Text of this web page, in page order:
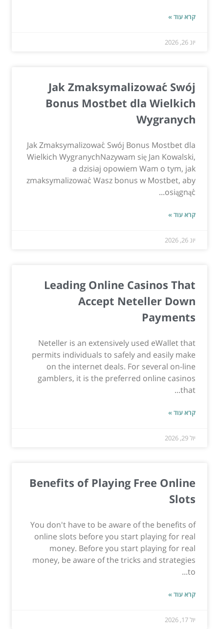
קרא עוד »
יונ 26, 2026
Jak Zmaksymalizować Swój
Bonus Mostbet dla Wielkich
Wygranych
Jak Zmaksymalizować Swój Bonus Mostbet dla
Wielkich WygranychNazywam się Jan Kowalski,
a dzisiaj opowiem Wam o tym, jak
zmaksymalizować Wasz bonus w Mostbet, aby
osiągnąć...
קרא עוד »
יונ 26, 2026
Leading Online Casinos That
Accept Neteller Down
Payments
Neteller is an extensively used eWallet that
permits individuals to safely and easily make
on the internet deals. For several on-line
gamblers, it is the preferred online casinos
that...
קרא עוד »
יול 29, 2026
Benefits of Playing Free Online
Slots
You don't have to be aware of the benefits of
online slots before you start playing for real
money. Before you start playing for real
money, be aware of the tricks and strategies
to...
קרא עוד »
יול 17, 2026